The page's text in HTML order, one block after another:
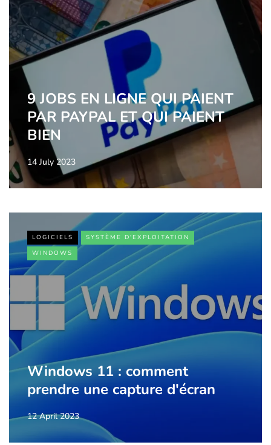
9 JOBS EN LIGNE QUI PAIENT
PAR PAYPAL ET QUI PAIENT
BIEN
14 July 2023
LOGICIELS
SYSTÈME D'EXPLOITATION
WINDOWS
Windows 11 : comment
prendre une capture d'écran
12 April 2023